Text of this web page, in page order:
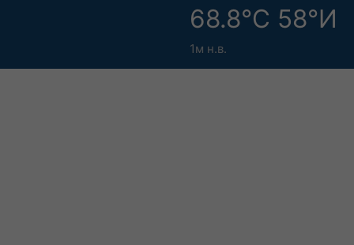
68.8°С 58°И
1м н.в.